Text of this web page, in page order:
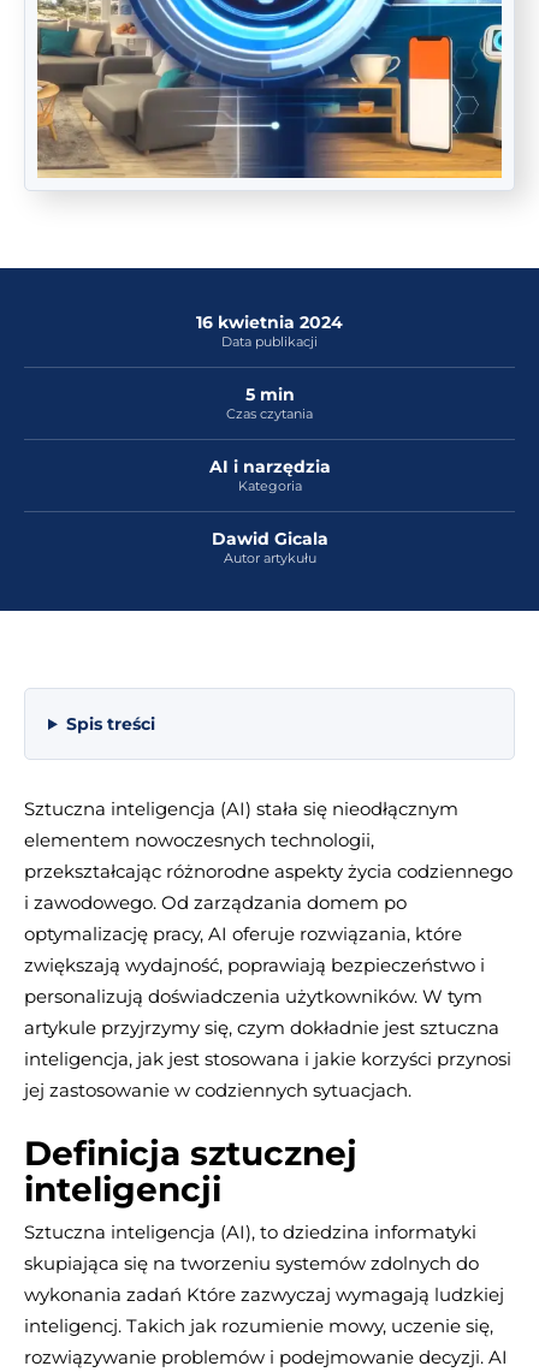
16 kwietnia 2024
Data publikacji
5 min
Czas czytania
AI i narzędzia
Kategoria
Dawid Gicala
Autor artykułu
Spis treści
Sztuczna inteligencja (AI) stała się nieodłącznym
elementem nowoczesnych technologii,
przekształcając różnorodne aspekty życia codziennego
i zawodowego. Od zarządzania domem po
optymalizację pracy, AI oferuje rozwiązania, które
zwiększają wydajność, poprawiają bezpieczeństwo i
personalizują doświadczenia użytkowników. W tym
artykule przyjrzymy się, czym dokładnie jest sztuczna
inteligencja, jak jest stosowana i jakie korzyści przynosi
jej zastosowanie w codziennych sytuacjach.
Definicja sztucznej
inteligencji
Sztuczna inteligencja (AI), to dziedzina informatyki
skupiająca się na tworzeniu systemów zdolnych do
wykonania zadań Które zazwyczaj wymagają ludzkiej
inteligencj. Takich jak rozumienie mowy, uczenie się,
rozwiązywanie problemów i podejmowanie decyzji. AI